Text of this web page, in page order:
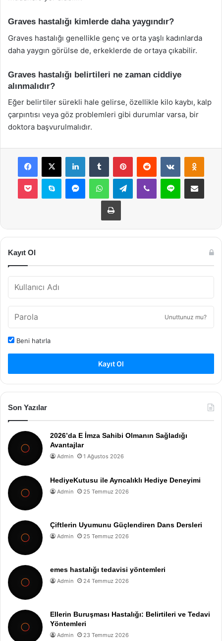
Graves hastalığı kimlerde daha yaygındır?
Graves hastalığı genellikle genç ve orta yaşlı kadınlarda
daha yaygın görülse de, erkeklerde de ortaya çıkabilir.
Graves hastalığı belirtileri ne zaman ciddiye
alınmalıdır?
Eğer belirtiler sürekli hale gelirse, özellikle kilo kaybı, kalp
çarpıntısı veya göz problemleri gibi durumlar varsa, bir
doktora başvurulmalıdır.
Facebook
X LinkedInTumblr PinterestReddit VKontakte
Pocket Skype MessengerWhatsAppTelegramViber Line E-Posta ile
Yazdır
Kayıt Ol
Unuttunuz mu?
Beni hatırla
Kayıt Ol
Son Yazılar
2026’da E İmza Sahibi Olmanın Sağladığı
Avantajlar
Admin 1 Ağustos 2026
HediyeKutusu ile Ayrıcalıklı Hediye Deneyimi
Admin 25 Temmuz 2026
Çiftlerin Uyumunu Güçlendiren Dans Dersleri
Admin 25 Temmuz 2026
emes hastalığı tedavisi yöntemleri
Admin 24 Temmuz 2026
Ellerin Buruşması Hastalığı: Belirtileri ve Tedavi
Yöntemleri
Admin 23 Temmuz 2026